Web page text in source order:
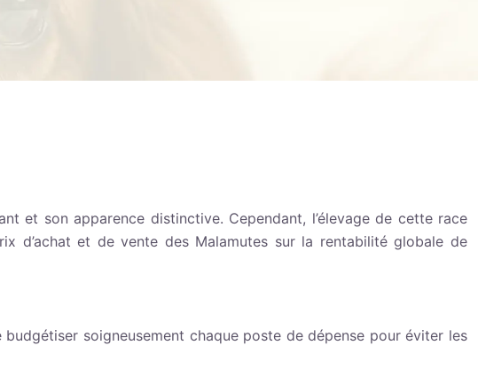
et son apparence distinctive. Cependant, l’élevage de cette race
d’achat et de vente des Malamutes sur la rentabilité globale de
soigneusement chaque poste de dépense pour éviter les